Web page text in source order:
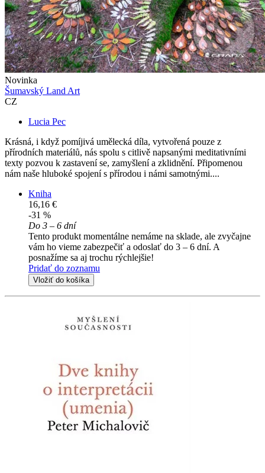
Novinka
Šumavský Land Art
CZ
Lucia Pec
Krásná, i když pomíjivá umělecká díla, vytvořená pouze z
přírodních materiálů, nás spolu s citlivě napsanými meditativními
texty pozvou k zastavení se, zamyšlení a zklidnění. Připomenou
nám naše hluboké spojení s přírodou i námi samotnými....
Kniha
16,16 €
-31 %
Do 3 – 6 dní
Tento produkt momentálne nemáme na sklade, ale zvyčajne
vám ho vieme zabezpečiť a odoslať do 3 – 6 dní. A
posnažíme sa aj trochu rýchlejšie!
Pridať do zoznamu
Vložiť do košíka